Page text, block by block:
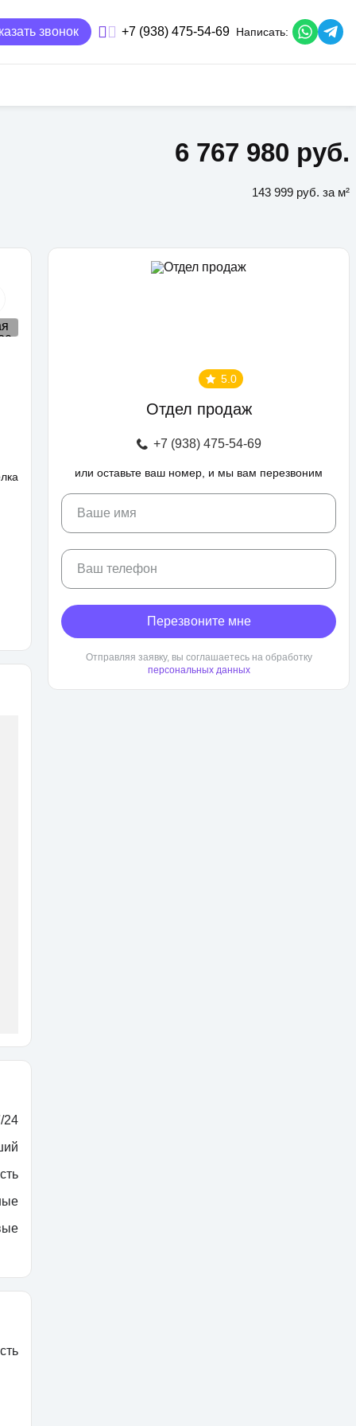
звонок +7 (938) 475-54-69 Написать:
6 767 980 руб.
143 999 руб. за м²
24
5.0
Отдел продаж
+7 (938) 475-54-69
или оставьте ваш номер, и мы вам перезвоним
Ваше имя
Ваш телефон
Перезвоните мне
Отправляя заявку, вы соглашаетесь на обработку
персональных данных